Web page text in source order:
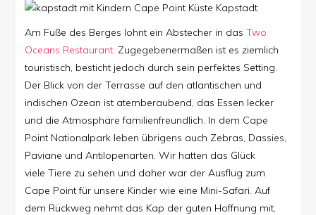
Am Fuße des Berges lohnt ein Abstecher in das Two
Oceans Restaurant. Zugegebenermaßen ist es ziemlich
touristisch, besticht jedoch durch sein perfektes Setting.
Der Blick von der Terrasse auf den atlantischen und
indischen Ozean ist atemberaubend, das Essen lecker
und die Atmosphäre familienfreundlich. In dem Cape
Point Nationalpark leben übrigens auch Zebras, Dassies,
Paviane und Antilopenarten. Wir hatten das Glück
viele Tiere zu sehen und daher war der Ausflug zum
Cape Point für unsere Kinder wie eine Mini-Safari. Auf
dem Rückweg nehmt das Kap der guten Hoffnung mit,